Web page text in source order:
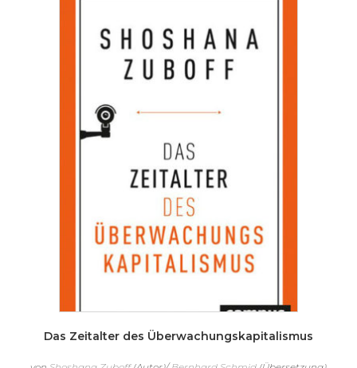
Das Zeitalter des Überwachungskapitalismus